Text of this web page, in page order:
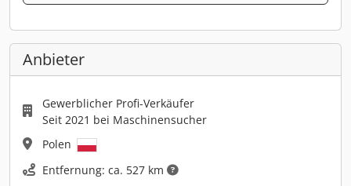
Anbieter
Gewerblicher Profi-Verkäufer
Seit 2021 bei Maschinensucher
Polen
Entfernung: ca. 527 km